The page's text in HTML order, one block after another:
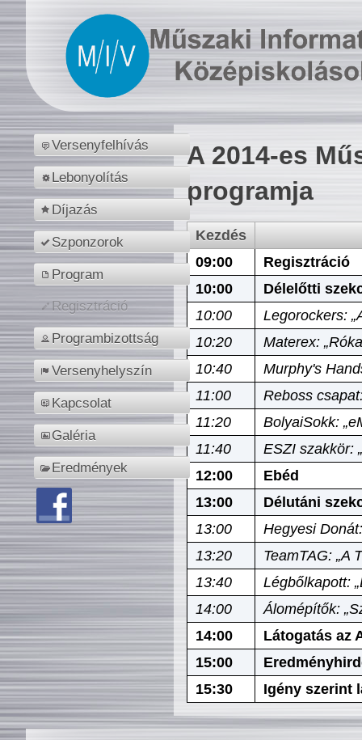
Versenyfelhívás
Lebonyolítás
Díjazás
Szponzorok
Program
Regisztráció
Programbizottság
Versenyhelyszín
Kapcsolat
Galéria
Eredmények
A 2014-es
programja
Kezdés
09:00
Regisztráció
10:00
Délelőtti
10:00
Legorockers:
10:20
Materex:
10:40
Murphy's
11:00
Reboss
11:20
BolyaiSokk:
11:40
ESZI szakkör:
12:00
Ebéd
13:00
Délutáni
13:00
Hegyesi
13:20
TeamTAG: „A
13:40
Légbőlkapott:
14:00
Álomépítők:
14:00
Látogatás az
15:00
15:30
Igény szerint